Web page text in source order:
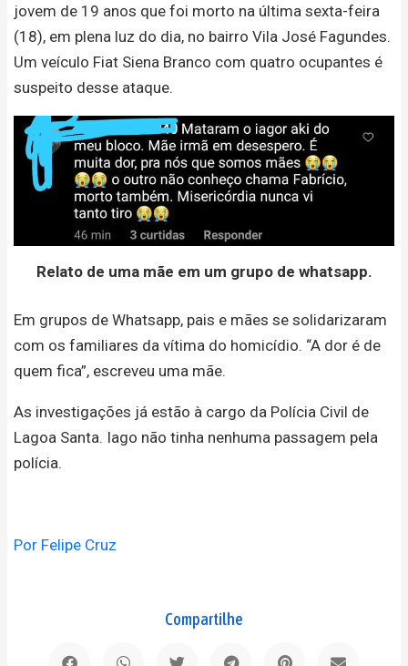
jovem de 19 anos que foi morto na última sexta-feira
(18), em plena luz do dia, no bairro Vila José Fagundes.
Um veículo Fiat Siena Branco com quatro ocupantes é
suspeito desse ataque.
Relato de uma mãe em um grupo de whatsapp.
Em grupos de Whatsapp, pais e mães se solidarizaram
com os familiares da vítima do homicídio. “A dor é de
quem fica”, escreveu uma mãe.
As investigações já estão à cargo da Polícia Civil de
Lagoa Santa. Iago não tinha nenhuma passagem pela
polícia.
Por Felipe Cruz
Compartilhe